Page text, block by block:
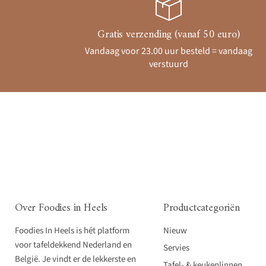
Gratis verzending (vanaf 50 euro)
Vandaag voor 23.00 uur besteld = vandaag
verstuurd
Over Foodies in Heels
Foodies In Heels is hét platform
voor tafeldekkend Nederland en
België. Je vindt er de lekkerste en
Productcategoriën
Nieuw
Servies